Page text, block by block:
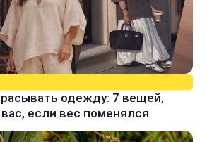
одежду: 7 вещей,
если вес поменялся